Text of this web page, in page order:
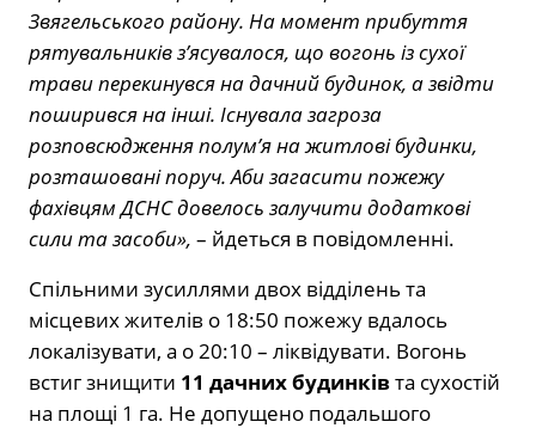
Звягельського району. На момент прибуття
рятувальників з’ясувалося, що вогонь із сухої
трави перекинувся на дачний будинок, а звідти
поширився на інші. Існувала загроза
розповсюдження полум’я на житлові будинки,
розташовані поруч. Аби загасити пожежу
фахівцям ДСНС довелось залучити додаткові
сили та засоби», – йдеться в повідомленні.
Спільними зусиллями двох відділень та
місцевих жителів о 18:50 пожежу вдалось
локалізувати, а о 20:10 – ліквідувати. Вогонь
встиг знищити 11 дачних будинківта сухостій
на площі 1 га. Не допущено подальшого